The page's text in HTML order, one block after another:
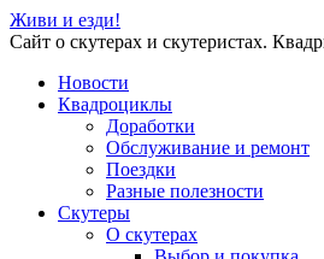
Живи и езди!
Сайт о скутерах и скутеристах.
Новости
Квадроциклы
Доработки
Обслуживание и ремонт
Поездки
Разные полезности
Скутеры
О скутерах